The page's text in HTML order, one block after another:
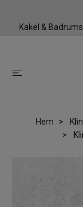
Kakel &
Hem